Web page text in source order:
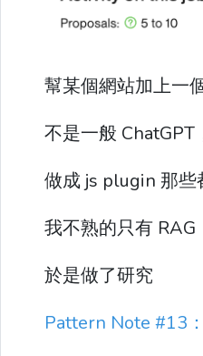
幫某個網站加上一
不是一般
做成 js plugin 那些
我不熟的只有 RAG
於是做了研究
Pattern Note #13